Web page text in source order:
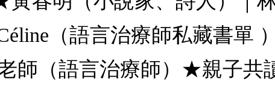
（語言治療師私藏書單
師（語言治療師）★親子共